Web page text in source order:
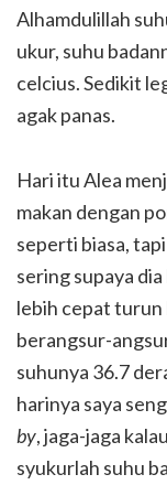
Alhamdulillah
ukur, suhu
celcius. Sedikit
agak panas.
Hari itu Alea
makan dengan
seperti biasa,
sering supaya
lebih cepat turun
berangsur-
suhunya 36.7
harinya saya
by, jaga-jaga
syukurlah suhu